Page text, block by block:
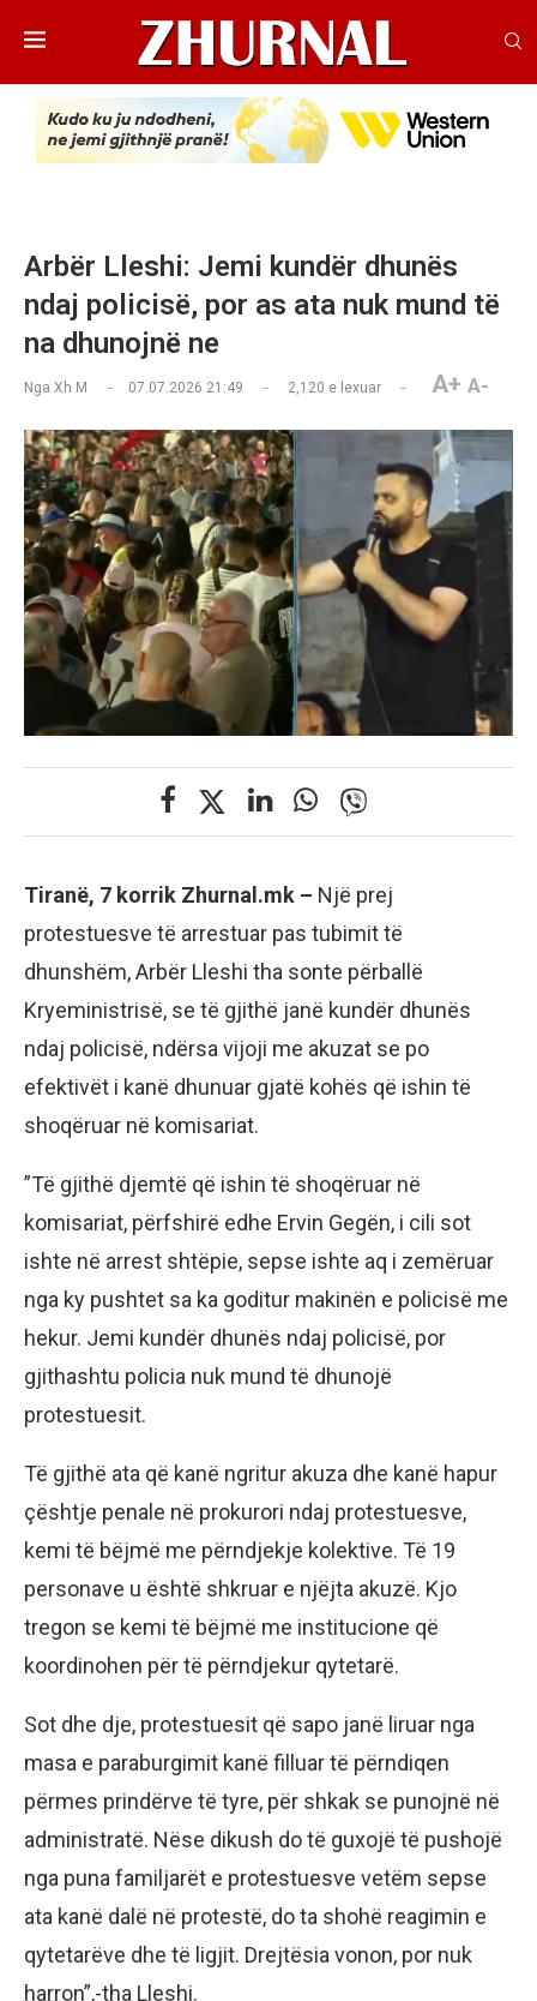
Arbër Lleshi: Jemi kundër dhunës
ndaj policisë, por as ata nuk mund të
na dhunojnë ne
Nga Xh M 07.07.2026 21:49 2,120 e lexuar A+ A-
Tiranë, 7 korrik Zhurnal.mk – Një prej
protestuesve të arrestuar pas tubimit të
dhunshëm, Arbër Lleshi tha sonte përballë
Kryeministrisë, se të gjithë janë kundër dhunës
ndaj policisë, ndërsa vijoji me akuzat se po
efektivët i kanë dhunuar gjatë kohës që ishin të
shoqëruar në komisariat.
”Të gjithë djemtë që ishin të shoqëruar në
komisariat, përfshirë edhe Ervin Gegën, i cili sot
ishte në arrest shtëpie, sepse ishte aq i zemëruar
nga ky pushtet sa ka goditur makinën e policisë me
hekur. Jemi kundër dhunës ndaj policisë, por
gjithashtu policia nuk mund të dhunojë
protestuesit.
Të gjithë ata që kanë ngritur akuza dhe kanë hapur
çështje penale në prokurori ndaj protestuesve,
kemi të bëjmë me përndjekje kolektive. Të 19
personave u është shkruar e njëjta akuzë. Kjo
tregon se kemi të bëjmë me institucione që
koordinohen për të përndjekur qytetarë.
Sot dhe dje, protestuesit që sapo janë liruar nga
masa e paraburgimit kanë filluar të përndiqen
përmes prindërve të tyre, për shkak se punojnë në
administratë. Nëse dikush do të guxojë të pushojë
nga puna familjarët e protestuesve vetëm sepse
ata kanë dalë në protestë, do ta shohë reagimin e
qytetarëve dhe të ligjit. Drejtësia vonon, por nuk
harron”,-tha Lleshi.